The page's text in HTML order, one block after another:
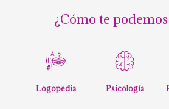
¿Cómo te
Logopedia Psicología